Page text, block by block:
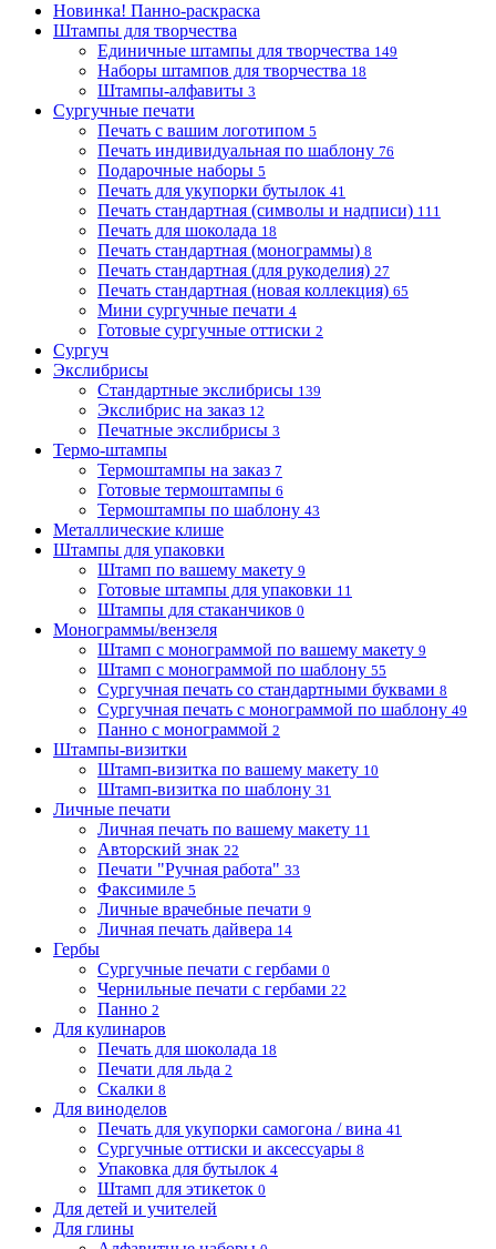
Новинка! Панно-раскраска
Штампы для творчества
Единичные штампы для творчества 149
Наборы штампов для творчества 18
Штампы-алфавиты 3
Сургучные печати
Печать с вашим логотипом 5
Печать индивидуальная по шаблону 76
Подарочные наборы 5
Печать для укупорки бутылок 41
Печать стандартная (символы и надписи) 111
Печать для шоколада 18
Печать стандартная (монограммы) 8
Печать стандартная (для рукоделия) 27
Печать стандартная (новая коллекция) 65
Мини сургучные печати 4
Готовые сургучные оттиски 2
Сургуч
Экслибрисы
Стандартные экслибрисы 139
Экслибрис на заказ 12
Печатные экслибрисы 3
Термо-штампы
Термоштампы на заказ 7
Готовые термоштампы 6
Термоштампы по шаблону 43
Металлические клише
Штампы для упаковки
Штамп по вашему макету 9
Готовые штампы для упаковки 11
Штампы для стаканчиков 0
Монограммы/вензеля
Штамп с монограммой по вашему макету 9
Штамп с монограммой по шаблону 55
Сургучная печать со стандартными буквами 8
Сургучная печать с монограммой по шаблону 49
Панно с монограммой 2
Штампы-визитки
Штамп-визитка по вашему макету 10
Штамп-визитка по шаблону 31
Личные печати
Личная печать по вашему макету 11
Авторский знак 22
Печати "Ручная работа" 33
Факсимиле 5
Личные врачебные печати 9
Личная печать дайвера 14
Гербы
Сургучные печати с гербами 0
Чернильные печати с гербами 22
Панно 2
Для кулинаров
Печать для шоколада 18
Печати для льда 2
Скалки 8
Для виноделов
Печать для укупорки самогона / вина 41
Сургучные оттиски и аксессуары 8
Упаковка для бутылок 4
Штамп для этикеток 0
Для детей и учителей
Для глины